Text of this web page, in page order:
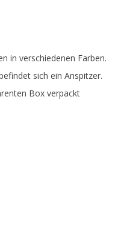
in verschiedenen Farben.
sich ein Anspitzer.
Box verpackt